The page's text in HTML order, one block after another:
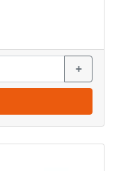
+